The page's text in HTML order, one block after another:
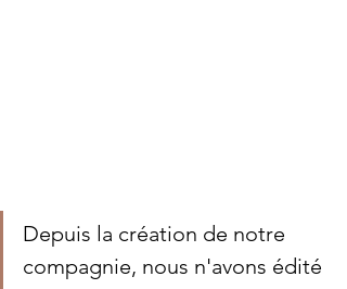
Depuis la création de notre
compagnie, nous n'avons édité